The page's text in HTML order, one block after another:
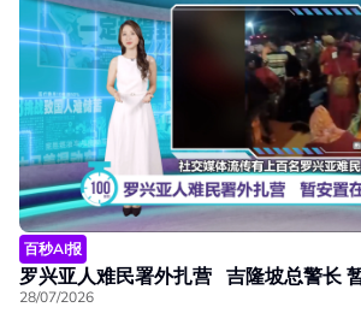
百秒AI报
罗兴亚人难民署外扎营 吉隆坡总警长
28/07/2026